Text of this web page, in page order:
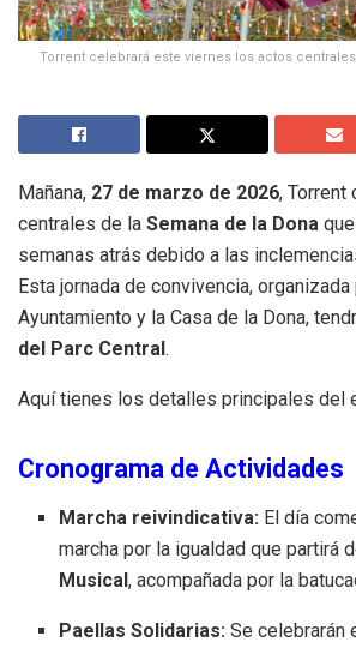
Torrent celebrará este viernes los actos
Mañana, 27 de marzo de 2026, Torrent
centrales de la Semana de la Dona
semanas atrás debido a las
Esta jornada de convivencia,
Ayuntamiento y la Casa de la Dona,
del Parc Central.
Aquí tienes los detalles principales del
Cronograma de Actividades
Marcha reivindicativa: El día
marcha por la igualdad que partirá
Musical, acompañada por la
Paellas Solidarias: Se celebrarán